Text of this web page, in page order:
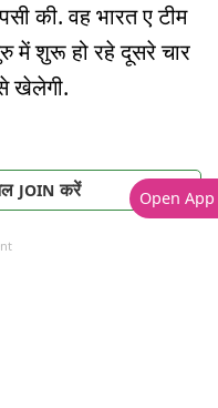
की. वह भारत ए टीम
में शुरू हो रहे दूसरे चार
खेलेगी.
JOIN करें Open App